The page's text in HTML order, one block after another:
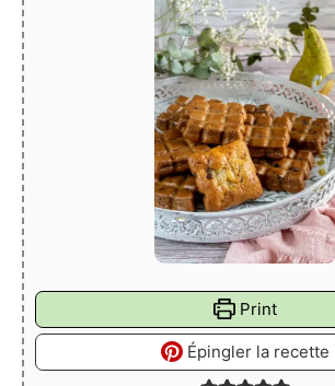
Print
Épingler la recette